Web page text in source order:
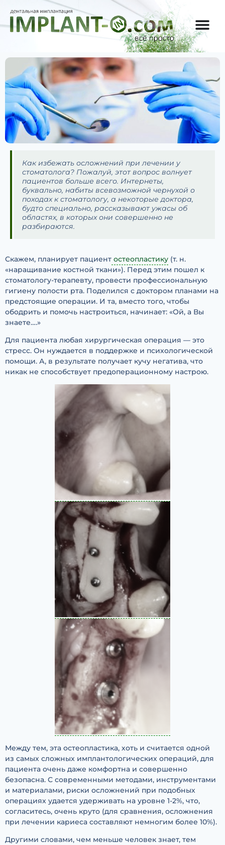
Как избежать осложнений при лечении у
стоматолога? Пожалуй, этот вопрос волнует
пациентов больше всего. Интернеты,
буквально, набиты всевозможной чернухой о
походах к стоматологу, а некоторые доктора,
будто специально, рассказывают ужасы об
областях, в которых они совершенно не
разбираются.
Скажем, планирует пациент остеопластику (т. н.
«наращивание костной ткани»). Перед этим пошел к
стоматологу-терапевту, провести профессиональную
гигиену полости рта. Поделился с доктором планами на
предстоящие операции. И та, вместо того, чтобы
ободрить и помочь настроиться, начинает: «Ой, а Вы
знаете….»
Для пациента любая хирургическая операция — это
стресс. Он нуждается в поддержке и психологической
помощи. А, в результате получает кучу негатива, что
никак не способствует предоперационному настрою.
Между тем, эта остеопластика, хоть и считается одной
из самых сложных имплантологических операций, для
пациента очень даже комфортна и совершенно
безопасна. С современными методами, инструментами
и материалами, риски осложнений при подобных
операциях удается удерживать на уровне 1-2%, что,
согласитесь, очень круто (для сравнения, осложнения
при лечении кариеса составляют немногим более 10%).
Другими словами, чем меньше человек знает, тем